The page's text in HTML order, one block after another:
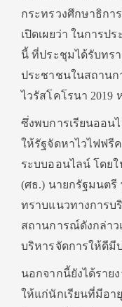
กระทรวงศึกษาธิกา
เปิดเผยว่า ในการป
นี้ ที่ประชุมได้รับทร
ประชาชนในสถาน
ไวรัสโคโรนา 2019
ซึ่งพบการเรียนออน
ให้รัฐจัดหาไวไฟฟรี
ระบบออนไลน์ โดย
(ศธ.) นายกรัฐมนตรี
ทราบแนวทางการบ
สถานการณ์ดังกล่า
บริหารจัดการให้ดีมี
นอกจากนี้ยังได้ราย
ให้แก่นักเรียนที่มีอา